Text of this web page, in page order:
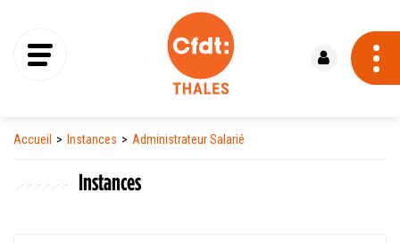
Accueil Instances Administrateur Salarié
Instances